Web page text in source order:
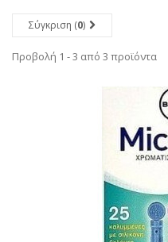
Σύγκριση (0)
Προβολή 1 - 3 από 3 προϊόντα